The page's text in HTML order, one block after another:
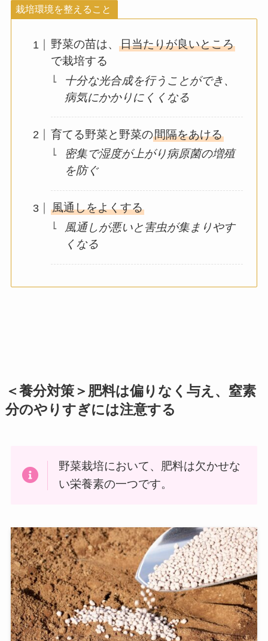
栽培環境を整えること
野菜の苗は、 日当たりが良いところ
で栽培する
十分な光合成を行うことができ、
病気にかかりにくくなる
育てる野菜と野菜の間隔をあける
密集で湿度が上がり病原菌の増殖
を防ぐ
風通しをよくする
風通しが悪いと害虫が集まりやす
くなる
＜養分対策＞肥料は偏りなく与え、窒素
分のやりすぎには注意する
野菜栽培において、肥料は欠かせな
い栄養素の一つです。